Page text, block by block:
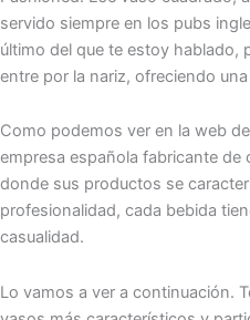
servido siempre en los pubs
último del que te estoy hablado,
entre por la nariz, ofreciendo
Como podemos ver en la web de
empresa española fabricante de
donde sus productos se
profesionalidad, cada bebida
casualidad.
Lo vamos a ver a continuación.